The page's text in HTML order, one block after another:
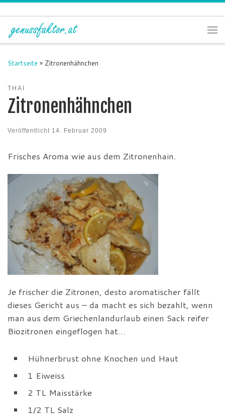
Zum Inhalt springen
Startseite » Zitronenhähnchen
THAI
Zitronenhähnchen
Veröffentlicht 14. Februar 2009
Frisches Aroma wie aus dem Zitronenhain.
Je frischer die Zitronen, desto aromatischer fällt
dieses Gericht aus – da macht es sich bezahlt, wenn
man aus dem Griechenlandurlaub einen Sack reifer
Biozitronen eingeflogen hat…
Hühnerbrust ohne Knochen und Haut
1 Eiweiss
2 TL Maisstärke
1/2 TL Salz